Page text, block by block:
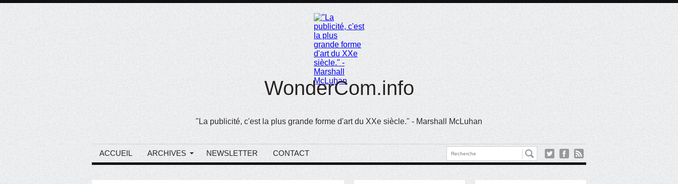
WonderCom.info
"La publicité, c'est la plus grande forme d'art du XXe siècle." - Marshall McLuhan
ACCUEIL ARCHIVES NEWSLETTER CONTACT